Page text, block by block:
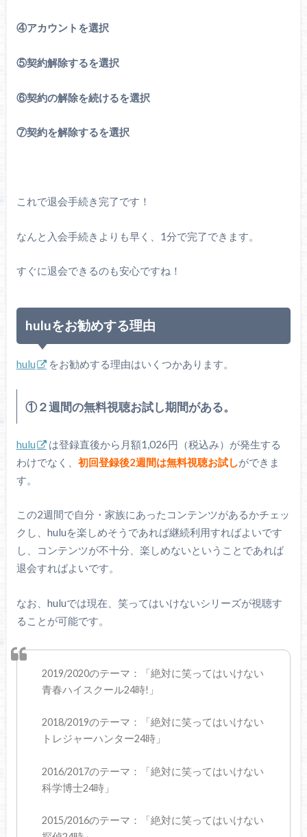
④アカウントを選択
⑤契約解除するを選択
⑥契約の解除を続けるを選択
⑦契約を解除するを選択
これで退会手続き完了です！
なんと入会手続きよりも早く、1分で完了できます。
すぐに退会できるのも安心ですね！
huluをお勧めする理由
hulu をお勧めする理由はいくつかあります。
①２週間の無料視聴お試し期間がある。
hulu
は登録直後から月額1,026円（税込み）が発生する
わけでなく、 初回登録後2週間は無料視聴お試しができま
す。
この2週間で自分・家族にあったコンテンツがあるかチェッ
クし、huluを楽しめそうであれば継続利用すればよいです
し、コンテンツが不十分、楽しめないということであれば
退会すればよいです。
なお、huluでは現在、笑ってはいけないシリーズが視聴す
ることが可能です。
2019/2020のテーマ：「絶対に笑ってはいけない
青春ハイスクール24時!」
2018/2019のテーマ：「絶対に笑ってはいけない
トレジャーハンター24時」
2016/2017のテーマ：「絶対に笑ってはいけない
科学博士24時」
2015/2016のテーマ：「絶対に笑ってはいけない